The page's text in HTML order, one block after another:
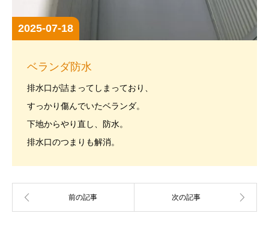
2025-07-18
ベランダ防水
排水口が詰まってしまっており、
すっかり傷んでいたベランダ。
下地からやり直し、防水。
排水口のつまりも解消。